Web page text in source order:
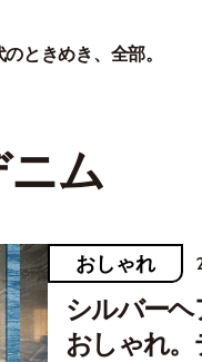
ときめき、全部。
ム
おしゃれ
シルバー
おしゃれ